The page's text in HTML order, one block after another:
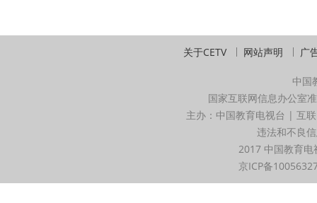
关于CETV 网站声明 广
中国
国家互联网信息办公室
主办：中国教育电视台 | 互
违法和不良
2017 中国教育
京ICP备